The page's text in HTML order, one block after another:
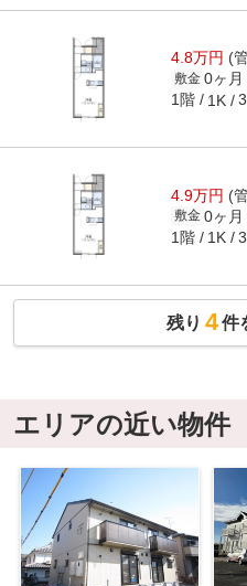
4.8万円 (
敷金 0ヶ月
1階 1K
4.9万円 (
敷金 0ヶ月
1階 1K
残り 4件
エリアの近い物件